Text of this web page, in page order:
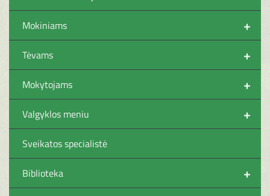
+
Mokiniams
+
Tėvams
+
Mokytojams
+
Valgyklos meniu
Sveikatos specialistė
+
Biblioteka